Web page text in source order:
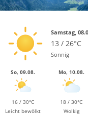
Samstag,
13 / 26°C
Sonnig
So, 09.08.
16 / 30°C
Leicht bewölkt
Mo, 10.08.
18 / 30°C
Wolkig